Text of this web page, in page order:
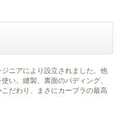
ニアにより設立されました。他
い、縫製、裏面のパディング、
だわり、まさにカーブラの最高